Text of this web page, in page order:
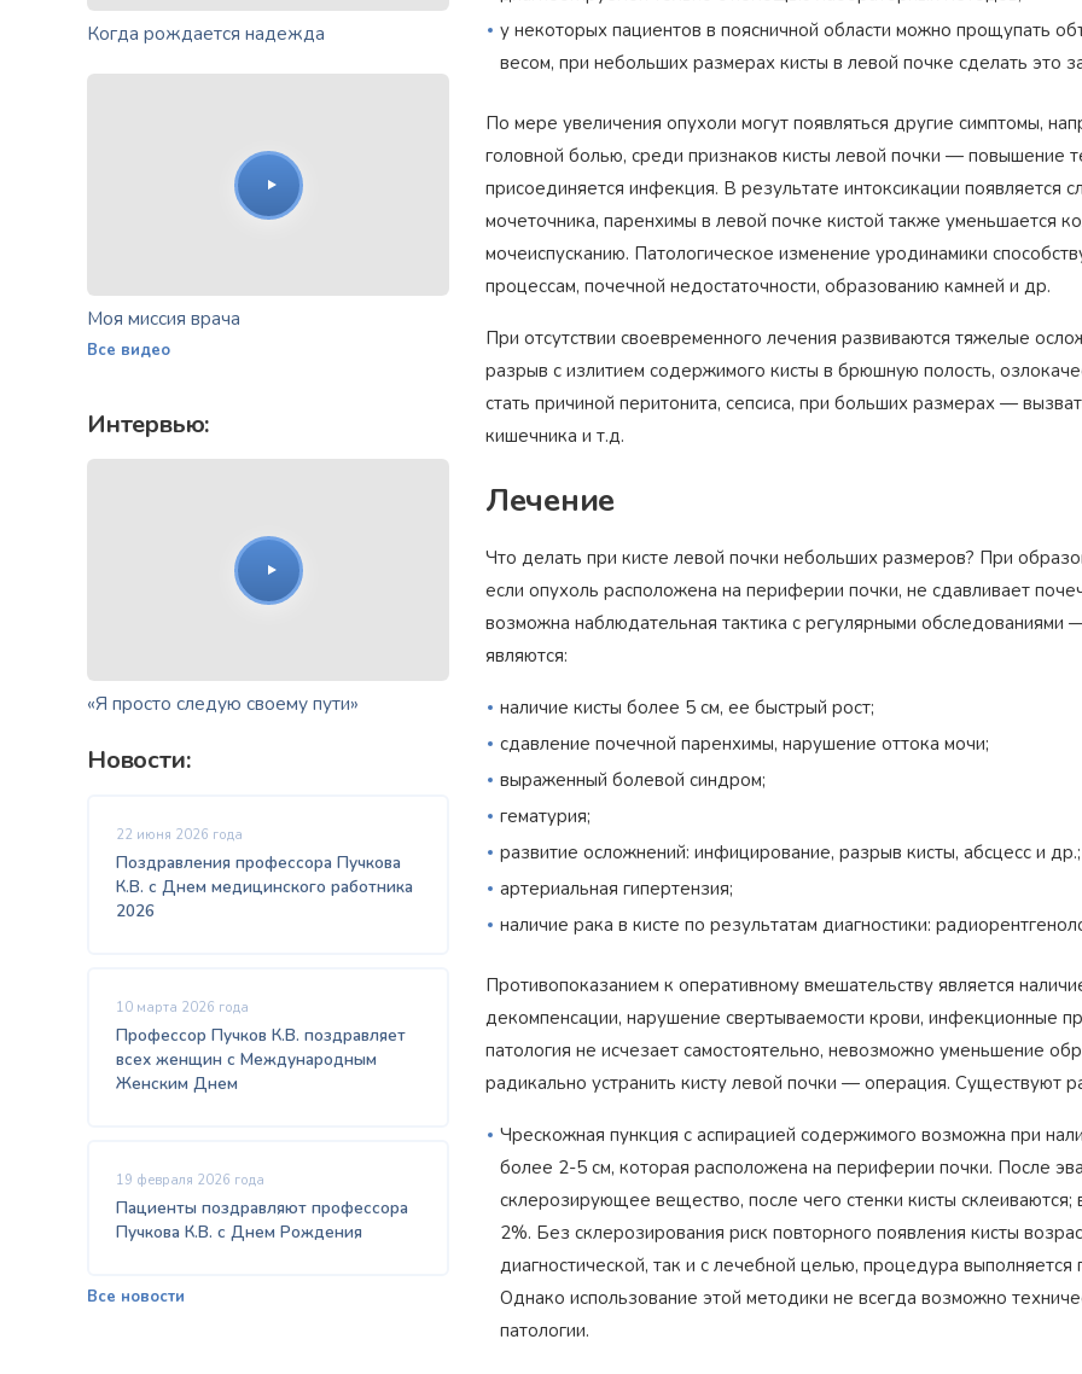
Когда рождается надежда
Моя миссия врача
Все видео
Интервью:
«Я просто следую своему пути»
Новости:
22 июня 2026 года
Поздравления профессора Пучкова
К.В. с Днем медицинского работника
2026
10 марта 2026 года
Профессор Пучков К.В. поздравляет
всех женщин с Международным
Женским Днем
19 февраля 2026 года
Пациенты поздравляют профессора
Пучкова К.В. с Днем Рождения
Все новости
у некоторых пациентов в поясничной области можно прощупать
весом, при небольших размерах кисты в левой почке сделать это
По мере увеличения опухоли могут появляться другие симптомы,
головной болью, среди признаков кисты левой почки — повышение
присоединяется инфекция. В результате интоксикации появляется
мочеточника, паренхимы в левой почке кистой также уменьшается
мочеиспусканию. Патологическое изменение уродинамики
процессам, почечной недостаточности, образованию камней и др.
При отсутствии своевременного лечения развиваются тяжелые
разрыв с излитием содержимого кисты в брюшную полость,
стать причиной перитонита, сепсиса, при больших размерах —
кишечника и т.д.
Лечение
Что делать при кисте левой почки небольших размеров? При
если опухоль расположена на периферии почки, не сдавливает
возможна наблюдательная тактика с регулярными
являются:
наличие кисты более 5 см, ее быстрый рост;
сдавление почечной паренхимы, нарушение оттока мочи;
выраженный болевой синдром;
гематурия;
развитие осложнений: инфицирование, разрыв кисты, абсцесс и др.;
артериальная гипертензия;
наличие рака в кисте по результатам диагностики:
Противопоказанием к оперативному вмешательству является
декомпенсации, нарушение свертываемости крови, инфекционные
патология не исчезает самостоятельно, невозможно уменьшение
радикально устранить кисту левой почки — операция. Существуют
Чрескожная пункция с аспирацией содержимого возможна при
более 2-5 см, которая расположена на периферии почки. После
склерозирующее вещество, после чего стенки кисты
2%. Без склерозирования риск повторного появления кисты
диагностической, так и с лечебной целью, процедура
Однако использование этой методики не всегда возможно
патологии.